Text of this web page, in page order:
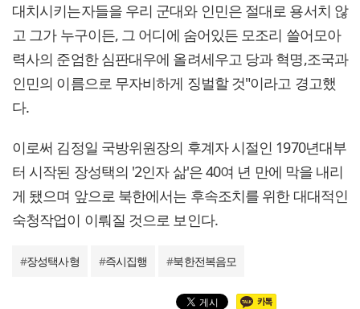
대치시키는자들을 우리 군대와 인민은 절대로 용서치 않
고 그가 누구이든, 그 어디에 숨어있든 모조리 쓸어모아
력사의 준엄한 심판대우에 올려세우고 당과 혁명,조국과
인민의 이름으로 무자비하게 징벌할 것"이라고 경고했
다.
이로써 김정일 국방위원장의 후계자 시절인 1970년대부
터 시작된 장성택의 '2인자 삶'은 40여 년 만에 막을 내리
게 됐으며 앞으로 북한에서는 후속조치를 위한 대대적인
숙청작업이 이뤄질 것으로 보인다.
#장성택사형 #즉시집행 #북한전복음모